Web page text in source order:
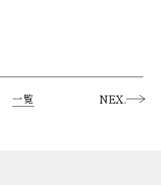
一覧 NEX.